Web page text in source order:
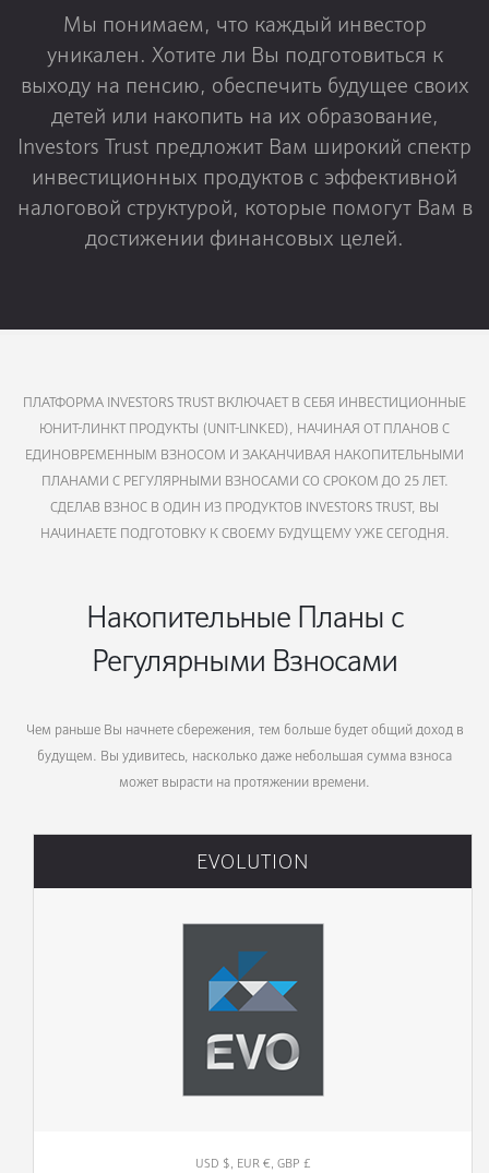
Мы понимаем, что каждый инвестор
уникален. Хотите ли Вы подготовиться к
выходу на пенсию, обеспечить будущее своих
детей или накопить на их образование,
Investors Trust предложит Вам широкий спектр
инвестиционных продуктов с эффективной
налоговой структурой, которые помогут Вам в
достижении финансовых целей.
ПЛАТФОРМА INVESTORS TRUST ВКЛЮЧАЕТ В СЕБЯ ИНВЕСТИЦИОННЫЕ
ЮНИТ-ЛИНКТ ПРОДУКТЫ (UNIT-LINKED), НАЧИНАЯ ОТ ПЛАНОВ С
ЕДИНОВРЕМЕННЫМ ВЗНОСОМ И ЗАКАНЧИВАЯ НАКОПИТЕЛЬНЫМИ
ПЛАНАМИ С РЕГУЛЯРНЫМИ ВЗНОСАМИ СО СРОКОМ ДО 25 ЛЕТ.
СДЕЛАВ ВЗНОС В ОДИН ИЗ ПРОДУКТОВ INVESTORS TRUST, ВЫ
НАЧИНАЕТЕ ПОДГОТОВКУ К СВОЕМУ БУДУЩЕМУ УЖЕ СЕГОДНЯ.
Накопительные Планы с
Регулярными Взносами
Чем раньше Вы начнете сбережения, тем больше будет общий доход в
будущем. Вы удивитесь, насколько даже небольшая сумма взноса
может вырасти на протяжении времени.
EVOLUTION
USD $, EUR €, GBP £